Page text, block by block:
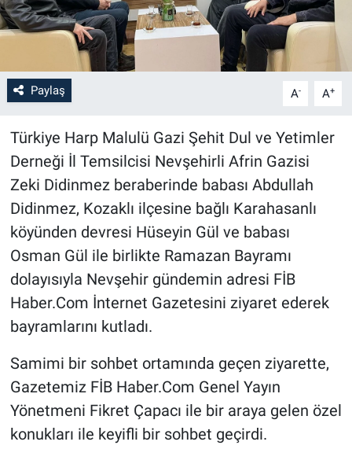
Paylaş A- A+
Türkiye Harp Malulü Gazi Şehit Dul ve Yetimler
Derneği İl Temsilcisi Nevşehirli Afrin Gazisi
Zeki Didinmez beraberinde babası Abdullah
Didinmez, Kozaklı ilçesine bağlı Karahasanlı
köyünden devresi Hüseyin Gül ve babası
Osman Gül ile birlikte Ramazan Bayramı
dolayısıyla Nevşehir gündemin adresi FİB
Haber.Com İnternet Gazetesini ziyaret ederek
bayramlarını kutladı.
Samimi bir sohbet ortamında geçen ziyarette,
Gazetemiz FİB Haber.Com Genel Yayın
Yönetmeni Fikret Çapacı ile bir araya gelen özel
konukları ile keyifli bir sohbet geçirdi.
Kültür
3.Sayfa
Medya
Bilim-Tek
Teknoloji
Röportaj
Kayseri
Niğde
Aksaray
Kırşehir
Yerel